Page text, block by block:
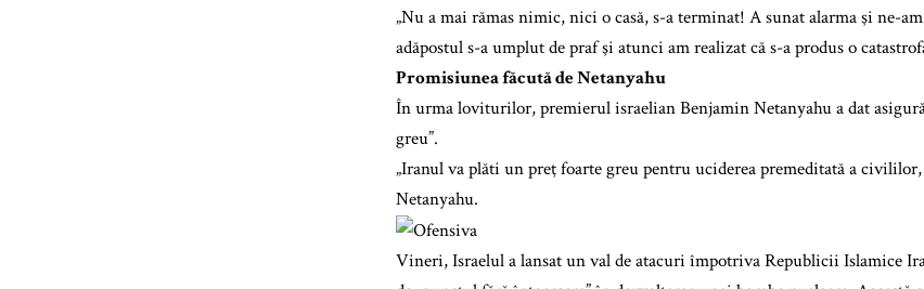
„Nu a mai rămas nimic, nici o casă, s-a terminat! A sunat alarma şi ne-
adăpostul s-a umplut de praf şi atunci am realizat că s-a produs o
Promisiunea făcută de Netanyahu
În urma loviturilor, premierul israelian Benjamin Netanyahu a dat
greu”.
„Iranul va plăti un preţ foarte greu pentru uciderea premeditată a
Netanyahu.
Vineri, Israelul a lansat un val de atacuri împotriva Republicii Islamice